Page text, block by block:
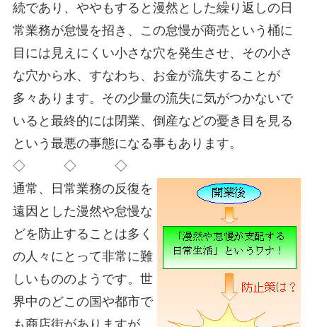
続であり、ややもすると漫然とした繰り返しの日
常業務が怠慢を招き、この怠慢が商売という桶に
目には見えにくい小さな穴を発生させ、その小さ
な穴から水、すなわち、お金が流失することが
多々あります。その少量の流失に気がつかないで
いると最終的には閉業、倒産などの憂き目を見る
という最悪の事態になる事もあります。
◇ ◇ ◇
通常、日常業務の反復を
遠因とした漫然や怠慢な
どを防止することは多く
の人々にとって非常に難
しいもののようです。世
界中のどこの国や都市で